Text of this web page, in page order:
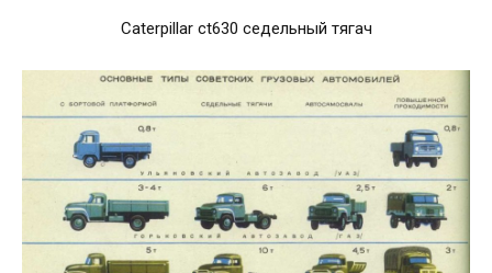
Caterpillar ct630 седельный тягач